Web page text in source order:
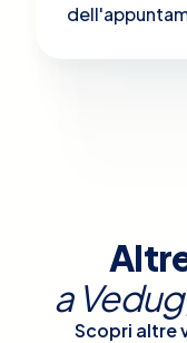
a
Scopri altre